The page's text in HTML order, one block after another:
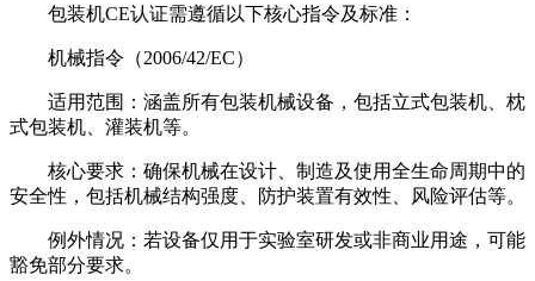
包装机CE认证需遵循以下核心指令及标准：
机械指令（2006/42/EC）
适用范围：涵盖所有包装机械设备，包括立式包装机、枕
式包装机、灌装机等。
核心要求：确保机械在设计、制造及使用全生命周期中的
安全性，包括机械结构强度、防护装置有效性、风险评估等。
例外情况：若设备仅用于实验室研发或非商业用途，可能
豁免部分要求。